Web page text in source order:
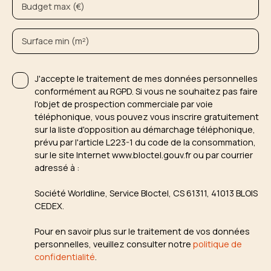
Budget max (€)
Surface min (m²)
J'accepte le traitement de mes données personnelles
conformément au RGPD. Si vous ne souhaitez pas faire
l'objet de prospection commerciale par voie
téléphonique, vous pouvez vous inscrire gratuitement
sur la liste d'opposition au démarchage téléphonique,
prévu par l'article L223-1 du code de la consommation,
sur le site Internet www.bloctel.gouv.fr ou par courrier
adressé à :
Société Worldline, Service Bloctel, CS 61311, 41013 BLOIS
CEDEX.
Pour en savoir plus sur le traitement de vos données
personnelles, veuillez consulter notre politique de
confidentialité.